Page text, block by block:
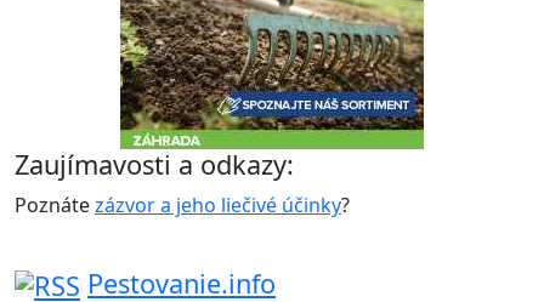
Zaujímavosti a odkazy:
Poznátezázvor a jeho liečivé účinky?
Pestovanie.info